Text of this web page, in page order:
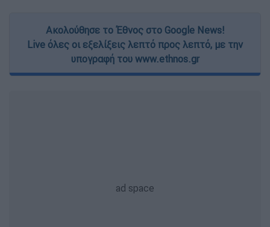
Ακολούθησε το Έθνος στο Google News!
Live όλες οι εξελίξεις λεπτό προς λεπτό, με την
υπογραφή του www.ethnos.gr